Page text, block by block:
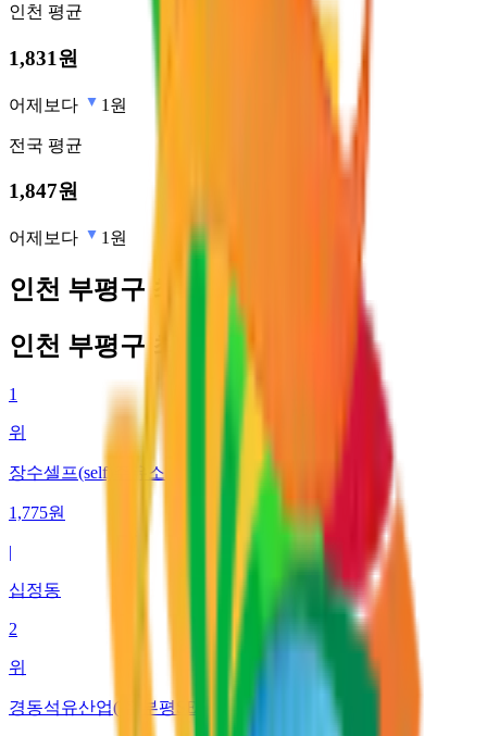
인천 평균
1,831원
어제보다 1원
전국 평균
1,847원
어제보다 1원
인천 부평구 최저가 주유소
인천 부평구 최저가 주유소
1
위
장수셀프(self)주유소
1,775원
|
십정동
2
위
경동석유산업(주)부평SELF 주유소